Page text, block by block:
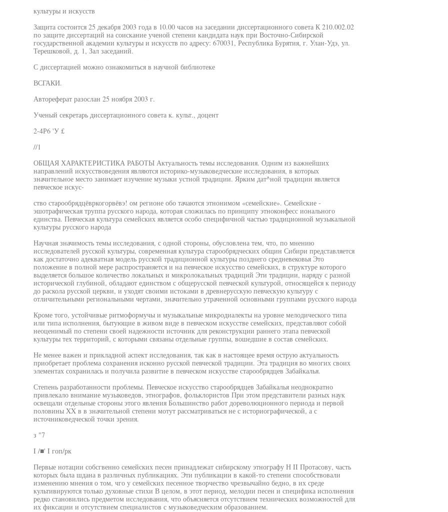
культуры и искусств
Защита состоится 25 декабря 2003 года в 10.00 часов на заседании диссертационного совета К 210.002.02
по защите диссертаций на соискание ученой степени кандидата наук при Восточно-Сибирской
государственной академии культуры и искусств по адресу: 670031, Республика Бурятия, г. Улан-Удэ, ул.
Терешковой, д. 1, Зал заседаний.
С диссертацией можно ознакомиться в научной библиотеке
ВСГАКИ.
Автореферат разослан 25 ноября 2003 г.
Ученый секретарь диссертационного совета к. культ., доцент
2-4Р6 'У £
//1
ОБЩАЯ ХАРАКТЕРИСТИКА РАБОТЫ Актуальность темы исследования. Одним из важнейших
направлений искусствоведения являются историко-музыковедческие исследования, в которых
значительное место занимает изучение музыки устной традиции. Ярким дат^ной традиции является
певческое искус-
ство старообрядцёвркогорвёвэ! ом регионе обо тачаются этнонимом «семейские». Семейские -
эшотрафическая труппа русского народа, которая сложилась по принципу этноконфесс ионального
единства. Певческая культура семейских является особо специфичной частью традиционной музыкальной
культуры русского народа
Научная значимость темы исследования, с одной стороны, обусловлена тем, что, по мнению
исследователей русской культуры, современная культура старообрядческих общин Сибири представляется
как достаточно адекватная модель русской традиционной культуры позднего средневековья Это
положение в полной мере распространяется и на певческое искусство семейских, в структуре которого
выделяется большое количество локальных и микролокальных традиций Эти традиции, наряду с разной
исторической глубиной, обладают единством с общерусской певческой культурой, относящейся к периоду
до раскола русской церкви, и уходят своими истоками в древнерусскую певческую культуру с
отличительными региональными чертами, значительно утраченной основными группами русского народа
Кроме того, устойчивые ритмоформучы и музыкальные микродиалекты на уровне мелодического типа
или типа исполнения, бытующие в живом виде в певческом искусстве семейских, представляют собой
неоценимый по степени своей надежности источник для реконструкции раннего этапа певческой
культуры тех территорий, с которыми связаны отдельные группы, вошедшие в состав семейских.
Не менее важен и прикладной аспект исследования, так как в настоящее время острую актуальность
приобретает проблема сохранения исконно русской певческой традиции. Эта традиция во многих своих
элементах сохранилась и получила развитие в певческом искусстве старообрядцев Забайкалья.
Степень разработанности проблемы. Певческое искусство старообрядцев Забайкалья неоднократно
привлекало внимание музыковедов, этнографов, фольклористов При этом представители разных наук
освещали отдельные стороны этого явления Большинство работ дореволюционного периода и первой
половины XX в в значительной степени мотут рассматриваться не с историографической, а с
источниковедческой точки зрения.
з "7
I /■' I гоп/рк
Первые нотации собсгвенно семейских песен принадлежат сибирскому этнографу Н II Протасову, часть
которых была шдана в различных публикациях. Эти публикации в какой-то степени способствовали
изменению мнения о том, чго у семейских песенное творчество чрезвычайно бедно, в их среде
культивируются только духовные стихи В целом, в этот период, мелодии песен и специфика исполнения
редко становились предметом исследования, что объясняется отсутствием технических возможностей для
их фиксации и отсутствием специалистов с музыковедческим образованием.